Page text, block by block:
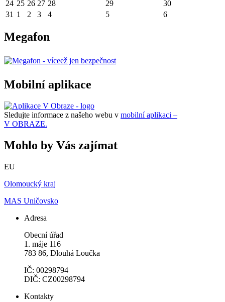
24 25 26 27 28 29
30
31 1 2 3 4 5 6
Megafon
Mobilní aplikace
Sledujte informace z našeho webu v mobilní aplikaci –
V OBRAZE.
Mohlo by Vás zajímat
EU
Olomoucký kraj
MAS Uničovsko
Adresa
Obecní úřad
1. máje 116
783 86, Dlouhá Loučka
IČ: 00298794
DIČ: CZ00298794
Kontakty